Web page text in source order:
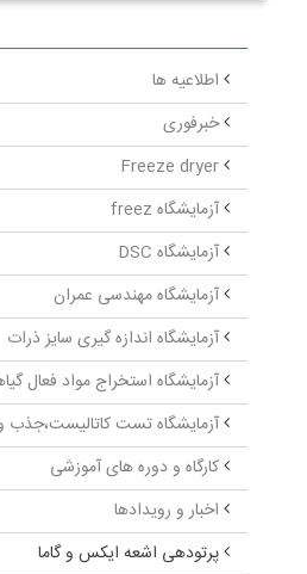
اطلاعیه ها
خبرفوری
Freeze dryer
آزمایشگاه freez
آزمایشگاه DSC
آزمایشگاه مهندسی عمران
آزمایشگاه اندازه گیری سایز ذرات
آزمایشگاه استخراج مواد فعال
آزمایشگاه تست کاتالیست،جذب و
کارگاه و دوره های آموزشی
اخبار و رویدادها
پرتودهی اشعه ایکس و گاما